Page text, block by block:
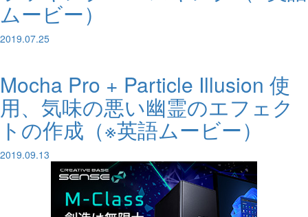
ムービー）
2019.07.25
Mocha Pro + Particle Illusion 使
用、気味の悪い幽霊のエフェク
トの作成（※英語ムービー）
2019.09.13